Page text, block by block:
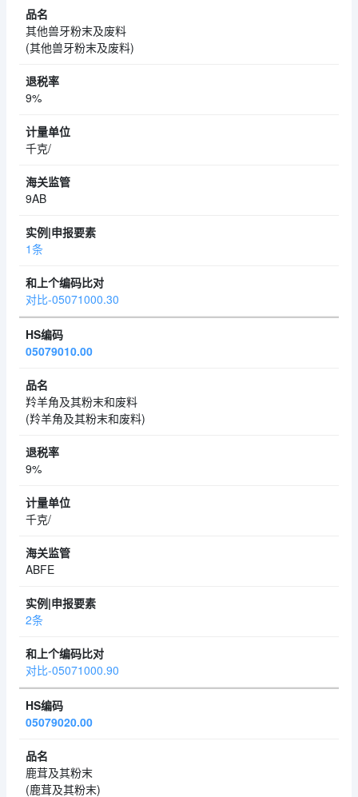
其他兽牙粉末及废料
(其他兽牙粉末及废料)
9%
千克/
9AB
1条
对比-05071000.30
05079010.00
羚羊角及其粉末和废料
(羚羊角及其粉末和废料)
9%
千克/
ABFE
2条
对比-05071000.90
05079020.00
鹿茸及其粉末
(鹿茸及其粉末)